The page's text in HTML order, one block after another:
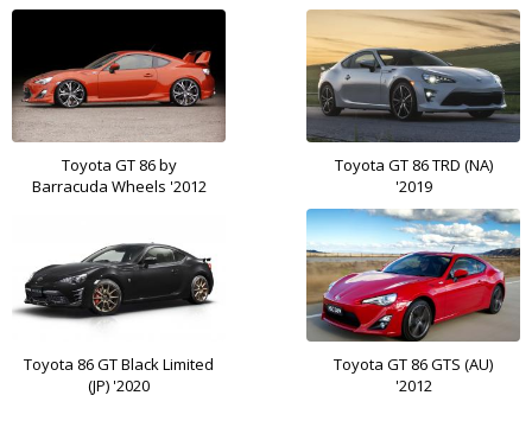
Toyota GT 86 by
Barracuda Wheels '2012
Toyota GT 86 TRD (NA)
'2019
Toyota 86 GT Black Limited
(JP) '2020
Toyota GT 86 GTS (AU)
'2012